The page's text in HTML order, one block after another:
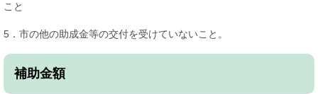
こと
5．市の他の助成金等の交付を受けていないこと。
補助金額